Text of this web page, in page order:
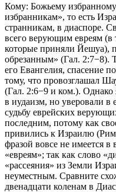
Кому: Божьему
избранникам», то есть
странникам, в диаспоре.
всего верующим евреям (в
которые приняли Йешуа),
обрезанным» (Гал. 2:7−8).
его Евангелия, спасение
тому, что провозглашал
(Гал. 2:6−9 и ком.). Однако
в иудаизм, но уверовали в
судьбу еврейских
последним, потому как
привились к Израилю
фразой вовсе не имеется
«евреям»; так как слово
«рассеяния» из Земли
неуместным. Сравните
двенадцати коленам в